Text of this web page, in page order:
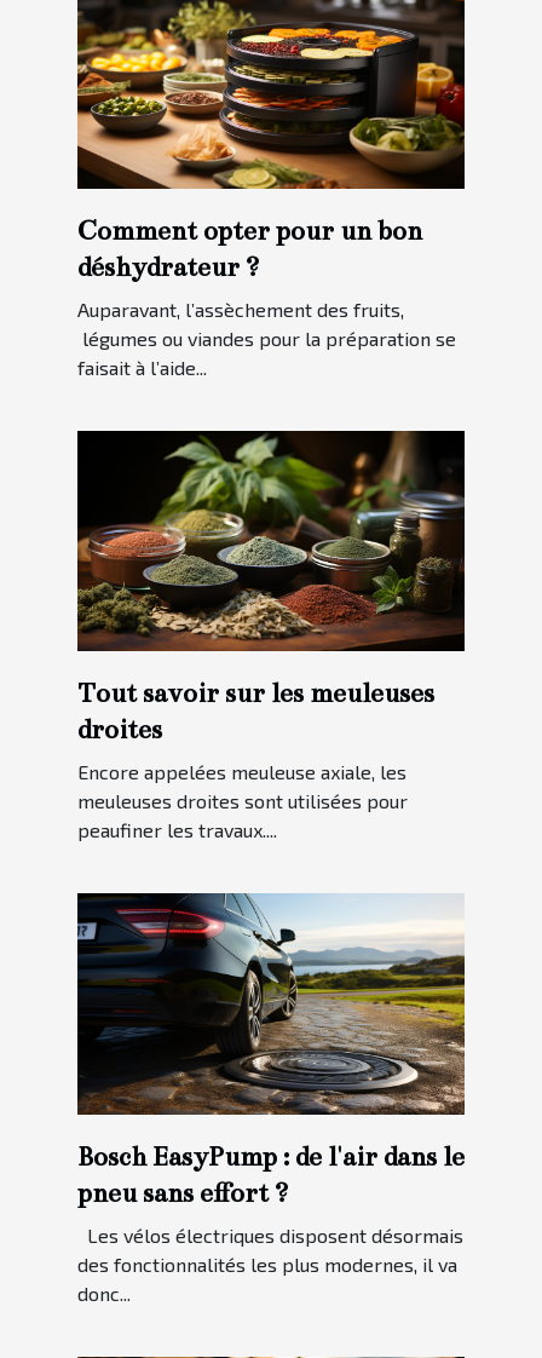
Comment opter pour un bon
déshydrateur ?
Auparavant, l’assèchement des fruits,
légumes ou viandes pour la préparation se
faisait à l’aide...
Tout savoir sur les meuleuses
droites
Encore appelées meuleuse axiale, les
meuleuses droites sont utilisées pour
peaufiner les travaux....
Bosch EasyPump : de l'air dans le
pneu sans effort ?
Les vélos électriques disposent désormais
des fonctionnalités les plus modernes, il va
donc...